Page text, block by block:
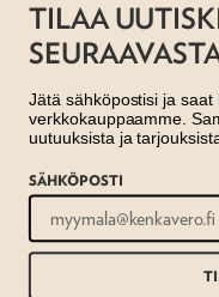
AJANKOHTAISTA
TILAA
Jätä sähköpostisi ja
verkkokauppaamme.
uutuuksista ja
SÄHKÖPOSTI